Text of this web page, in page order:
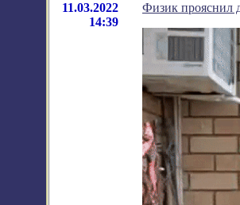
11.03.2022
14:39
Физик прояснил